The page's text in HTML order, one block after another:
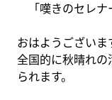
「嘆きのセレナ
おはようございま
全国的に秋晴れの
られます。